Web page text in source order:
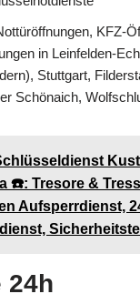
KFZ-
in Leinfelden-
Stuttgart,
Schönaich,
☎️: Tresore &
Aufsperrdienst,
24h